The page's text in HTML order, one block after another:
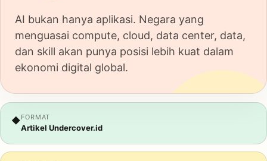
AI bukan hanya aplikasi. Negara yang
menguasai compute, cloud, data center, data,
dan skill akan punya posisi lebih kuat dalam
ekonomi digital global.
◆FORMAT
Artikel Undercover.id